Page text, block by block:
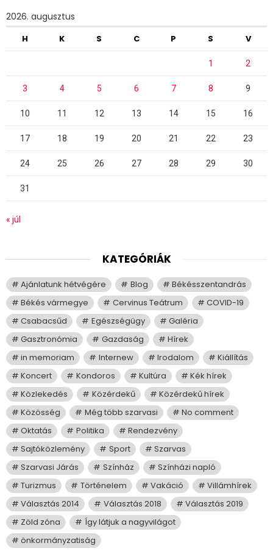
2026. augusztus
H K S C P S V
1 2
3 4 5 6 7 8 9
10 11 12 13 14 15 16
17 18 19 20 21 22 23
24 25 26 27 28 29 30
31
« júl
KATEGÓRIÁK
Ajánlatunk hétvégére Blog
Békésszentandrás
Békés vármegye
Cervinus Teátrum
COVID-19
Csabacsűd
Egészségügy
Galéria
Gasztronómia
Gazdaság
Hírek
in memoriam
Internew Irodalom
Kiállítás
Koncert
Kondoros Kultúra
Kék hírek
Közlekedés
Közérdekű
Közérdekű hírek
Közösség
Még több szarvasi
No comment
Oktatás
Politika
Rendezvény
Sajtóközlemény
Sport
Szarvas
Szarvasi Járás
Színház
Színházi napló
Turizmus
Történelem Vakáció
Villámhírek
Választás 2014
Választás 2018
Választás 2019
Zöld zóna
Így látjuk a nagyvilágot
önkormányzatiság